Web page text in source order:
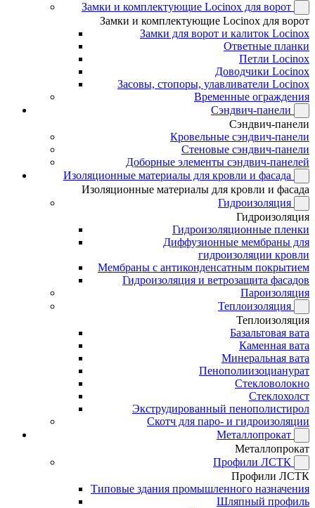
Замки и комплектующие Locinox для ворот
Замки и комплектующие Locinox для ворот
Замки для ворот и калиток Locinox
Ответные планки
Петли Locinox
Доводчики Locinox
Засовы, стопоры, улавливатели Locinox
Временные ограждения
Сэндвич-панели
Сэндвич-панели
Кровельные сэндвич-панели
Стеновые сэндвич-панели
Доборные элементы сэндвич-панелей
Изоляционные материалы для кровли и фасада
Изоляционные материалы для кровли и фасада
Гидроизоляция
Гидроизоляция
Гидроизоляционные пленки
Диффузионные мембраны для
гидроизоляции кровли
Мембраны с антиконденсатным покрытием
Гидроизоляция и ветрозащита фасадов
Пароизоляция
Теплоизоляция
Теплоизоляция
Базальтовая вата
Каменная вата
Минеральная вата
Пенополиизоцианурат
Стекловолокно
Стеклохолст
Экструдированный пенополистирол
Скотч для паро- и гидроизоляции
Металлопрокат
Металлопрокат
Профили ЛСТК
Профили ЛСТК
Типовые здания промышленного назначения
Шляпный профиль